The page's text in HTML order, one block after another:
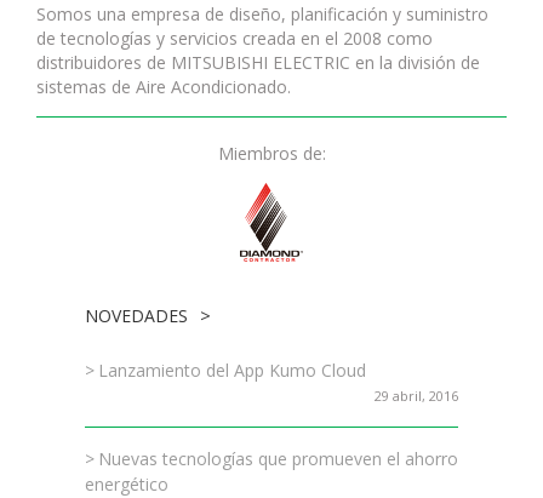
Somos una empresa de diseño, planificación y suministro
de tecnologías y servicios creada en el 2008 como
distribuidores de MITSUBISHI ELECTRIC en la división de
sistemas de Aire Acondicionado.
Miembros de:
NOVEDADES
Lanzamiento del App Kumo Cloud
29 abril, 2016
Nuevas tecnologías que promueven el ahorro
energético